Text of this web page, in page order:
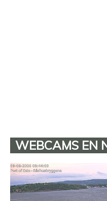
WEBCAMS EN